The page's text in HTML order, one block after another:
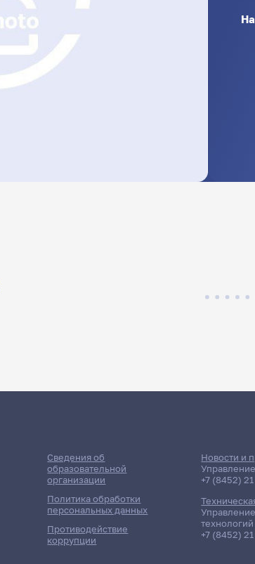
Сведения об
образовательной
организации
Политика обработки
персональных данных
Противодействие
коррупции
Новости и
+7 (8452)
технологий
+7 (8452)